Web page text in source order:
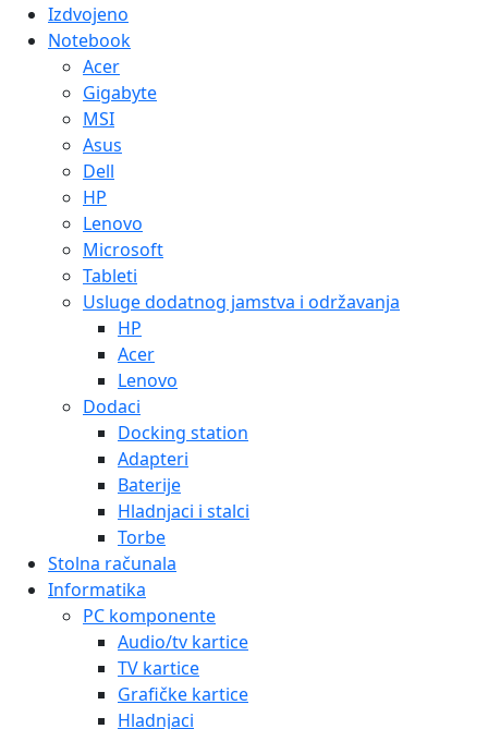
Izdvojeno
Notebook
Acer
Gigabyte
MSI
Asus
Dell
HP
Lenovo
Microsoft
Tableti
Usluge dodatnog jamstva i održavanja
HP
Acer
Lenovo
Dodaci
Docking station
Adapteri
Baterije
Hladnjaci i stalci
Torbe
Stolna računala
Informatika
PC komponente
Audio/tv kartice
TV kartice
Grafičke kartice
Hladnjaci